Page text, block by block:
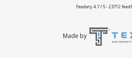
Feedaty4.7/ 5-23712
Made by